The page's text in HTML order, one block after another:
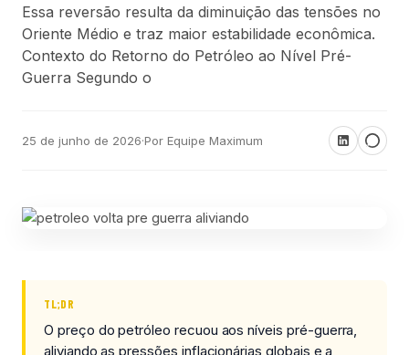
Essa reversão resulta da diminuição das tensões no
Oriente Médio e traz maior estabilidade econômica.
Contexto do Retorno do Petróleo ao Nível Pré-
Guerra Segundo o
25 de junho de 2026·Por Equipe Maximum
TL;DR
O preço do petróleo recuou aos níveis pré-guerra,
aliviando as pressões inflacionárias globais e a